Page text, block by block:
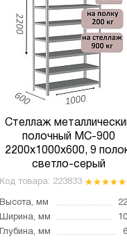
Стеллаж
полочный МС-900
2200х1000х600, 9
светло-серый
Код товара: 223833
Высота, мм
Ширина, мм
Глубина, мм